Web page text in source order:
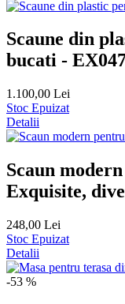
Scaune din
bucati -
1.100,00 Lei
Stoc Epuizat
Detalii
Scaun
Exquisite,
248,00 Lei
Stoc Epuizat
Detalii
-53 %